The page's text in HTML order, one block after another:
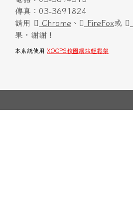
傳真：03-3691824
請用
Chrome 、 FireFox或
果，謝謝！
本系統使用 XOOPS校園網站輕鬆架